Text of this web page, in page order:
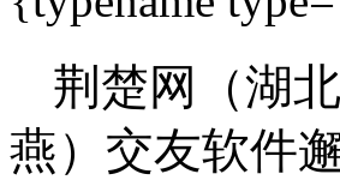
荆楚网（湖
燕）交友软件